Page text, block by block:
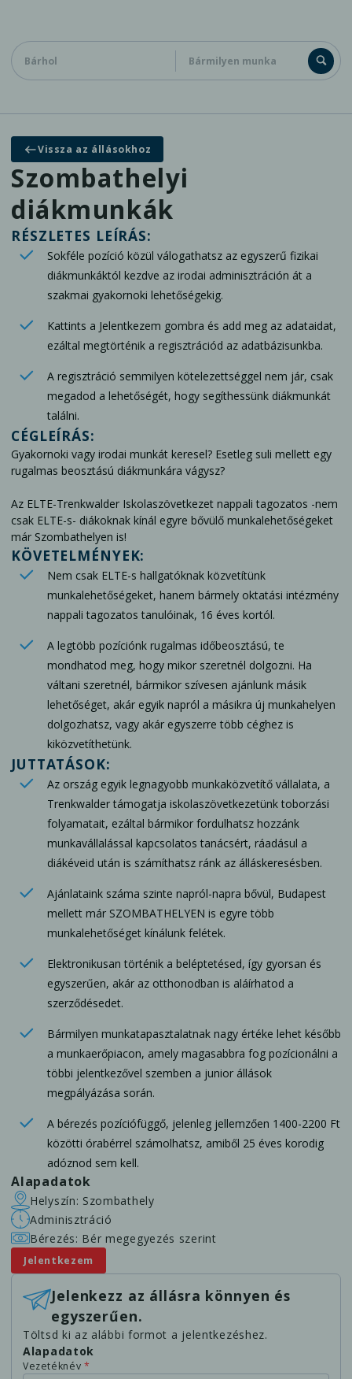
Kapcsolat
Általános jelentkezés adatbázisunkba
Vissza az állásokhoz
Szombathelyi
diákmunkák
RÉSZLETES LEÍRÁS:
Sokféle pozíció közül válogathatsz az egyszerű fizikai
diákmunkáktól kezdve az irodai adminisztráción át a
szakmai gyakornoki lehetőségekig.
Kattints a Jelentkezem gombra és add meg az adataidat,
ezáltal megtörténik a regisztrációd az adatbázisunkba.
A regisztráció semmilyen kötelezettséggel nem jár, csak
megadod a lehetőségét, hogy segíthessünk diákmunkát
találni.
CÉGLEÍRÁS:
Gyakornoki vagy irodai munkát keresel? Esetleg suli mellett egy
rugalmas beosztású diákmunkára vágysz?
Az ELTE-Trenkwalder Iskolaszövetkezet nappali tagozatos -nem
csak ELTE-s- diákoknak kínál egyre bővülő munkalehetőségeket
már Szombathelyen is!
KÖVETELMÉNYEK:
Nem csak ELTE-s hallgatóknak közvetítünk
munkalehetőségeket, hanem bármely oktatási intézmény
nappali tagozatos tanulóinak, 16 éves kortól.
A legtöbb pozíciónk rugalmas időbeosztású, te
mondhatod meg, hogy mikor szeretnél dolgozni. Ha
váltani szeretnél, bármikor szívesen ajánlunk másik
lehetőséget, akár egyik napról a másikra új munkahelyen
dolgozhatsz, vagy akár egyszerre több céghez is
kiközvetíthetünk.
JUTTATÁSOK:
Az ország egyik legnagyobb munkaközvetítő vállalata, a
Trenkwalder támogatja iskolaszövetkezetünk toborzási
folyamatait, ezáltal bármikor fordulhatsz hozzánk
munkavállalással kapcsolatos tanácsért, ráadásul a
diákéveid után is számíthatsz ránk az álláskeresésben.
Ajánlataink száma szinte napról-napra bővül, Budapest
mellett már SZOMBATHELYEN is egyre több
munkalehetőséget kínálunk felétek.
Elektronikusan történik a beléptetésed, így gyorsan és
egyszerűen, akár az otthonodban is aláírhatod a
szerződésedet.
Bármilyen munkatapasztalatnak nagy értéke lehet később
a munkaerőpiacon, amely magasabbra fog pozícionálni a
többi jelentkezővel szemben a junior állások
megpályázása során.
A bérezés pozíciófüggő, jelenleg jellemzően 1400-2200 Ft
közötti órabérrel számolhatsz, amiből 25 éves korodig
adóznod sem kell.
Alapadatok
Helyszín: Szombathely
Adminisztráció
Bérezés: Bér megegyezés szerint
Jelentkezem
Jelenkezz az állásra könnyen és
egyszerűen.
Töltsd ki az alábbi formot a jelentkezéshez.
Alapadatok
Vezetéknév *